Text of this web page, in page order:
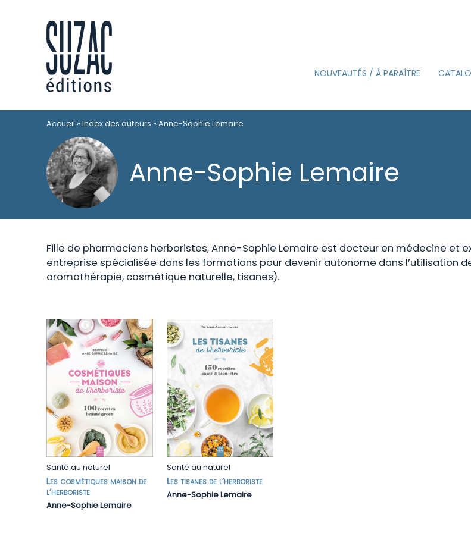
NOUVEAUTÉS / À PARAÎTRE
LES
Accueil »Index des auteurs »Anne-Sophie Lemaire
Anne-Sophie Lemaire
Fille de pharmaciens herboristes, Anne-Sophie Lemaire est docteur en médecine et
entreprise spécialisée dans les formations pour devenir autonome dans l’utilisation
aromathérapie, cosmétique naturelle, tisanes).
Santé au naturel
Les cosmétiques maison de
l’herboriste
Anne-Sophie Lemaire
Santé au naturel
Les tisanes de l’herboriste
Anne-Sophie Lemaire